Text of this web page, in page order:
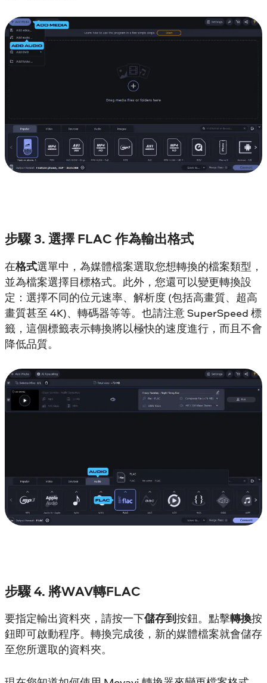
步驟 3. 選擇 FLAC 作為輸出格式
在格式選單中，為媒體檔案選取您想轉換的檔案類型，
並為檔案選擇目標格式。此外，您還可以變更轉換設
定：選擇不同的位元速率、解析度 (包括高畫質、超高
畫質甚至 4K)、轉碼器等等。也請注意 SuperSpeed 標
籤，這個標籤表示轉換將以極快的速度進行，而且不會
降低品質。
步驟 4. 將WAV轉FLAC
要指定輸出資料夾，請按一下儲存到按鈕。點擊轉換按
鈕即可啟動程序。轉換完成後，新的媒體檔案就會儲存
至您所選取的資料夾。